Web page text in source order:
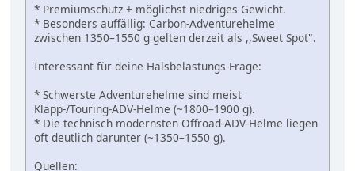
* Premiumschutz + möglichst niedriges Gewicht.
* Besonders auffällig: Carbon-Adventurehelme
zwischen 1350–1550 g gelten derzeit als ,,Sweet Spot".
Interessant für deine Halsbelastungs-Frage:
* Schwerste Adventurehelme sind meist
Klapp-/Touring-ADV-Helme (~1800–1900 g).
* Die technisch modernsten Offroad-ADV-Helme liegen
oft deutlich darunter (~1350–1550 g).
Quellen: